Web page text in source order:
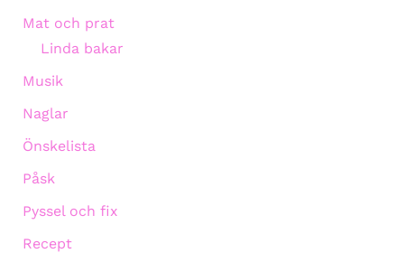
Mat och prat
Linda bakar
Musik
Naglar
Önskelista
Påsk
Pyssel och fix
Recept